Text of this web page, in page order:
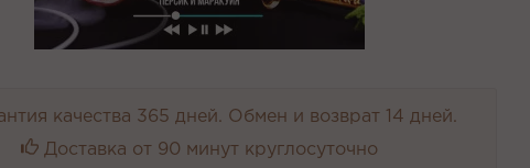
качества 365 дней. Обмен и возврат 14 дней.
Доставка от 90 минут круглосуточно